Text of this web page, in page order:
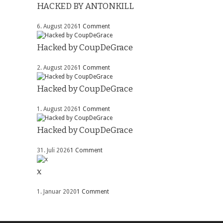
HACKED BY ANTONKILL
6. August 20261 Comment
Hacked by CoupDeGrace
2. August 20261 Comment
Hacked by CoupDeGrace
1. August 20261 Comment
Hacked by CoupDeGrace
31. Juli 20261 Comment
x
1. Januar 20201 Comment